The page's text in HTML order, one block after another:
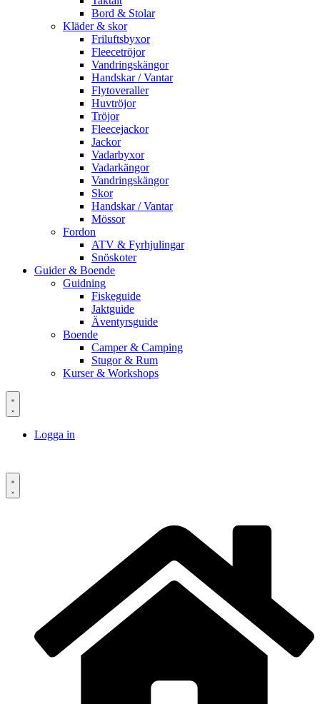
Bord & Stolar
Kläder & skor
Friluftsbyxor
Fleecetröjor
Vandringskängor
Handskar / Vantar
Flytoveraller
Huvtröjor
Tröjor
Fleecejackor
Jackor
Vadarbyxor
Vadarkängor
Vandringskängor
Skor
Handskar / Vantar
Mössor
Fordon
ATV & Fyrhjulingar
Snöskoter
Guider & Boende
Guidning
Fiskeguide
Jaktguide
Äventyrsguide
Boende
Camper & Camping
Stugor & Rum
Kurser & Workshops
Logga in